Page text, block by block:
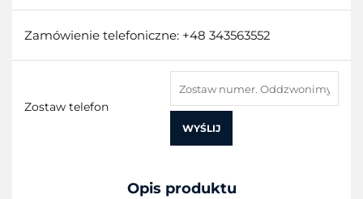
Zamówienie telefoniczne: +48 343563552
Zostaw telefon
WYŚLIJ
Opis produktu